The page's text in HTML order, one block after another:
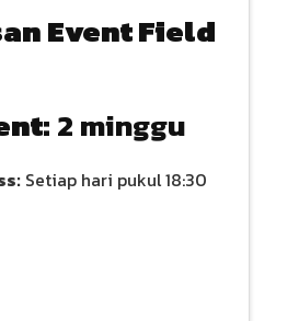
Event Field
2 minggu
Setiap hari pukul 18:30